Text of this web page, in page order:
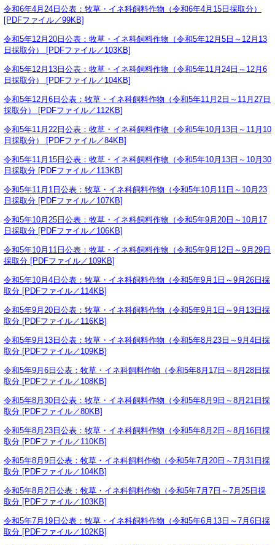
令和6年4月24日公表：牧草・イネ科飼料作物（令和6年4月15日採取分）
[PDFファイル／99KB]
令和5年12月20日公表：牧草・イネ科飼料作物（令和5年12月5日～12月13
日採取分） [PDFファイル／103KB]
令和5年12月13日公表：牧草・イネ科飼料作物（令和5年11月24日～12月6
日採取分） [PDFファイル／104KB]
令和5年12月6日公表：牧草・イネ科飼料作物（令和5年11月2日～11月27日
採取分） [PDFファイル／112KB]
令和5年11月22日公表：牧草・イネ科飼料作物（令和5年10月13日～11月10
日採取分） [PDFファイル／84KB]
令和5年11月15日公表：牧草・イネ科飼料作物（令和5年10月13日～10月30
日採取分 [PDFファイル／113KB]
令和5年11月1日公表：牧草・イネ科飼料作物（令和5年10月11日～10月23
日採取分 [PDFファイル／107KB]
令和5年10月25日公表：牧草・イネ科飼料作物（令和5年9月20日～10月17
日採取分 [PDFファイル／106KB]
令和5年10月11日公表：牧草・イネ科飼料作物（令和5年9月12日～9月29日
採取分 [PDFファイル／109KB]
令和5年10月4日公表：牧草・イネ科飼料作物（令和5年9月1日～9月26日採
取分 [PDFファイル／114KB]
令和5年9月20日公表：牧草・イネ科飼料作物（令和5年9月1日～9月13日採
取分 [PDFファイル／116KB]
令和5年9月13日公表：牧草・イネ科飼料作物（令和5年8月23日～9月4日採
取分 [PDFファイル／109KB]
令和5年9月6日公表：牧草・イネ科飼料作物（令和5年8月17日～8月28日採
取分 [PDFファイル／108KB]
令和5年8月30日公表：牧草・イネ科飼料作物（令和5年8月9日～8月21日採
取分 [PDFファイル／80KB]
令和5年8月23日公表：牧草・イネ科飼料作物（令和5年8月2日～8月16日採
取分 [PDFファイル／110KB]
令和5年8月9日公表：牧草・イネ科飼料作物（令和5年7月20日～7月31日採
取分 [PDFファイル／104KB]
令和5年8月2日公表：牧草・イネ科飼料作物（令和5年7月7日～7月25日採
取分 [PDFファイル／103KB]
令和5年7月19日公表：牧草・イネ科飼料作物（令和5年6月13日～7月6日採
取分 [PDFファイル／102KB]